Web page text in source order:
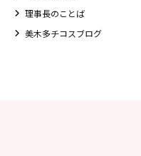
理事長のことば
美木多チコスブログ